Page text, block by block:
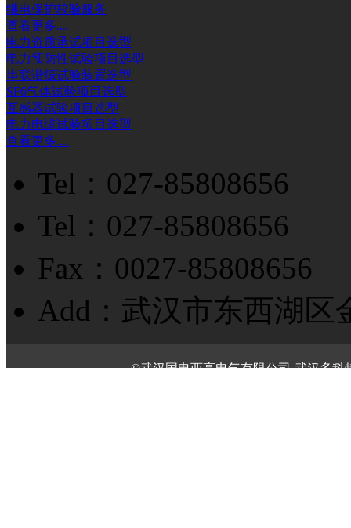
继电保护校验服务
查看更多....
电力资质承试项目选型
电力预防性试验项目选型
串联谐振试验装置选型
SF6气体试验项目选型
互感器试验项目选型
电力电缆试验项目选型
查看更多....
Tel：027-85808656
Tel：027-85808656
Fax：0027-85808656
Add：武汉市东西湖区
©武汉国电西高电气有限公司-武汉多